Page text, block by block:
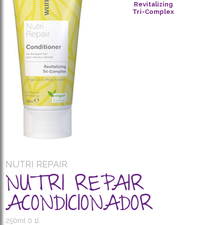
Revitalizing
Tri-Complex
NUTRI REPAIR
NUTRI REPAIR
ACONDICIONADOR
250ml 0 1l